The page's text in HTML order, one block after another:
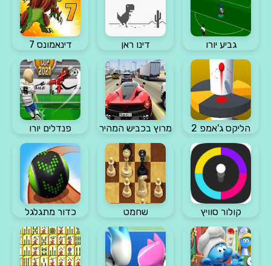
גביע יורו דינו ראן דינאמונס 7
הליקס ג'אמפ 2 מרוץ בכביש המהיר פנדלים יורו
קולור סוויץ שחמט כדור מתגלגל